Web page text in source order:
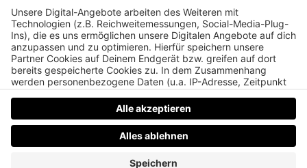
Folge abonnieren:Apple·Spotify·YouTube
Plattformen und RSS
DatenschutzImpressumAGBsJobsKontaktWerben